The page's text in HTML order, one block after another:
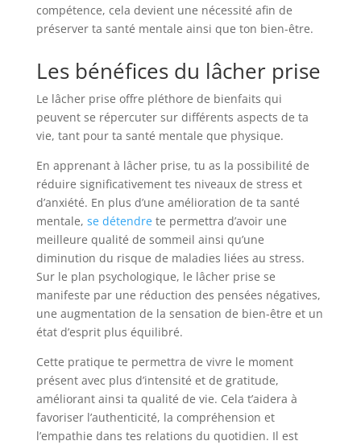
compétence, cela devient une nécessité afin de
préserver ta santé mentale ainsi que ton bien-être.
Les bénéfices du lâcher prise
Le lâcher prise offre pléthore de bienfaits qui
peuvent se répercuter sur différents aspects de ta
vie, tant pour ta santé mentale que physique.
En apprenant à lâcher prise, tu as la possibilité de
réduire significativement tes niveaux de stress et
d’anxiété. En plus d’une amélioration de ta santé
mentale, se détendrete permettra d’avoir une
meilleure qualité de sommeil ainsi qu’une
diminution du risque de maladies liées au stress.
Sur le plan psychologique, le lâcher prise se
manifeste par une réduction des pensées négatives,
une augmentation de la sensation de bien-être et un
état d’esprit plus équilibré.
Cette pratique te permettra de vivre le moment
présent avec plus d’intensité et de gratitude,
améliorant ainsi ta qualité de vie. Cela t’aidera à
favoriser l’authenticité, la compréhension et
l’empathie dans tes relations du quotidien. Il est